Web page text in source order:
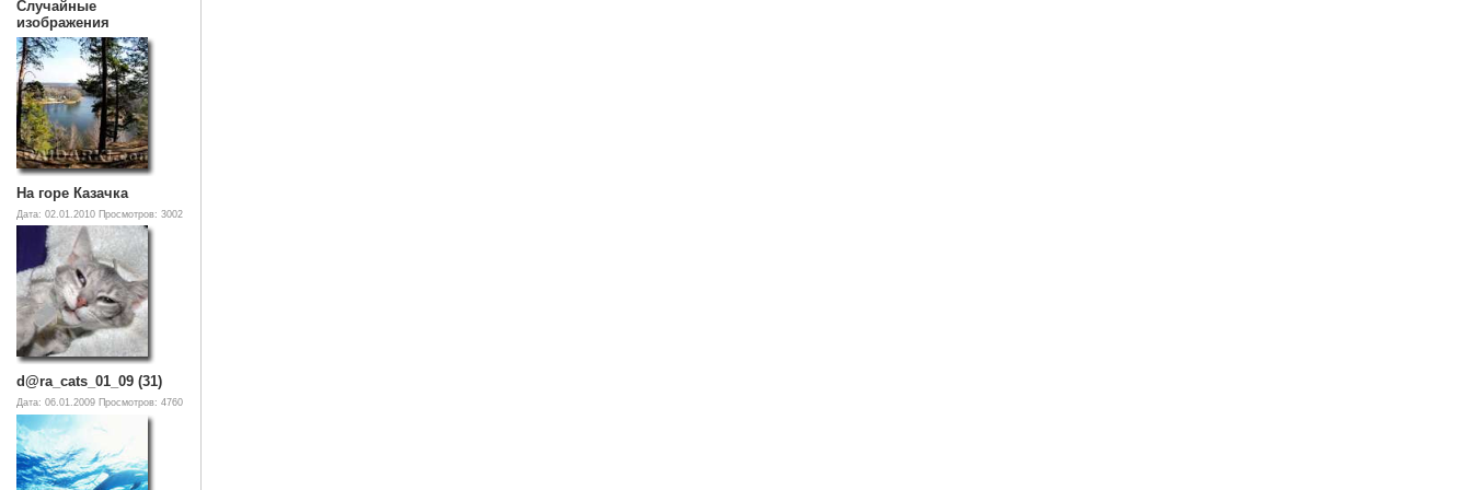
Случайные
изображения
На горе Казачка
Дата: 02.01.2010 Просмотров: 3002
d@ra_cats_01_09 (31)
Дата: 06.01.2009 Просмотров: 4760